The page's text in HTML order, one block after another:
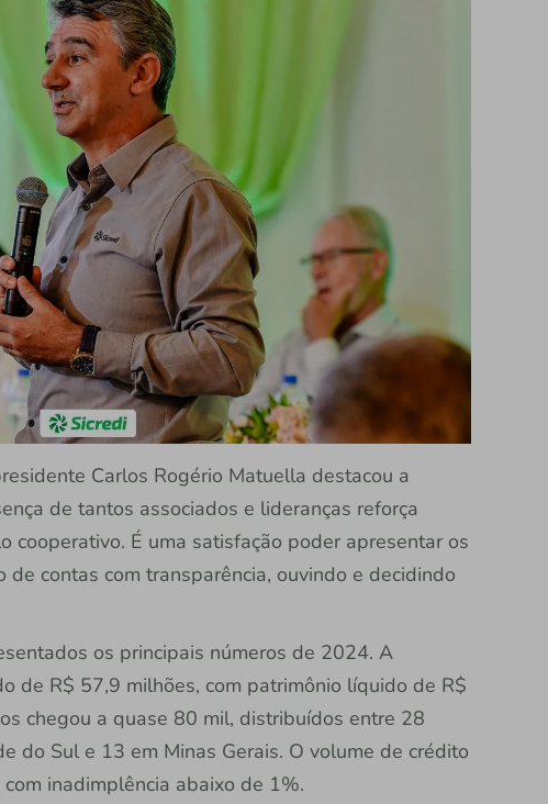
Carlos Rogério Matuella destacou a
de tantos associados e lideranças reforça
cooperativo. É uma satisfação poder apresentar os
contas com transparência, ouvindo e decidindo
os principais números de 2024. A
de R$ 57,9 milhões, com patrimônio líquido de R$
chegou a quase 80 mil, distribuídos entre 28
do Sul e 13 em Minas Gerais. O volume de crédito
inadimplência abaixo de 1%.